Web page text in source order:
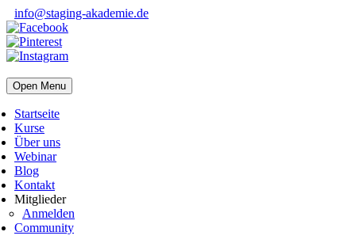
info@staging-akademie.de
Open Menu
Startseite
Kurse
Über uns
Webinar
Blog
Kontakt
Mitglieder
Anmelden
Community